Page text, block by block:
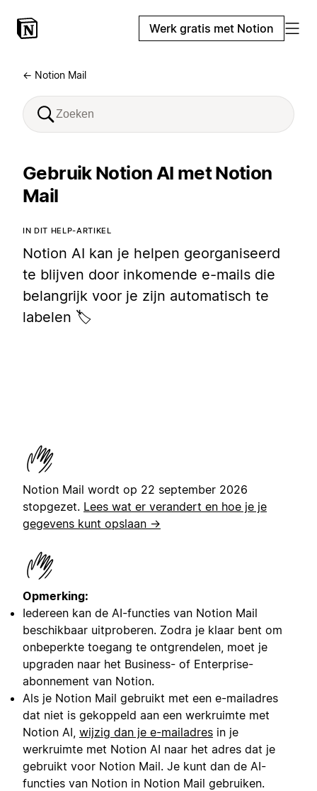
Werk gratis met Notion
← Notion Mail
Gebruik Notion AI met Notion
Mail
IN DIT HELP-ARTIKEL
Notion AI kan je helpen georganiseerd
te blijven door inkomende e-mails die
belangrijk voor je zijn automatisch te
labelen 🏷️
Notion Mail wordt op 22 september 2026
stopgezet. Lees wat er verandert en hoe je je
gegevens kunt opslaan →
Opmerking:
Iedereen kan de AI-functies van Notion Mail
beschikbaar uitproberen. Zodra je klaar bent om
onbeperkte toegang te ontgrendelen, moet je
upgraden naar het Business- of Enterprise-
abonnement van Notion.
Als je Notion Mail gebruikt met een e-mailadres
dat niet is gekoppeld aan een werkruimte met
Notion AI, wijzig dan je e-mailadres in je
werkruimte met Notion AI naar het adres dat je
gebruikt voor Notion Mail. Je kunt dan de AI-
functies van Notion in Notion Mail gebruiken.